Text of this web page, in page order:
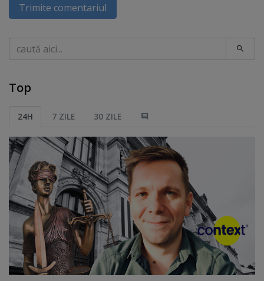
Trimite comentariul
Caută
Top
24H 7 ZILE 30 ZILE